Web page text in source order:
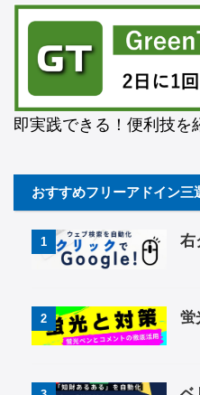
即実践できる！便利技を
おすすめフリーアドイン三
1 右
2 蛍